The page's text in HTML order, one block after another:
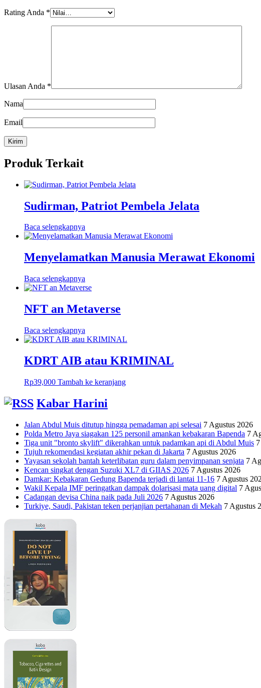
Rating Anda *
Ulasan Anda *
Nama
Email
Produk Terkait
Sudirman, Patriot Pembela Jelata
Baca selengkapnya
Menyelamatkan Manusia Merawat Ekonomi
Baca selengkapnya
NFT an Metaverse
Baca selengkapnya
KDRT AIB atau KRIMINAL
Rp39,000 Tambah ke keranjang
Kabar Harini
Jalan Abdul Muis ditutup hingga pemadaman api selesai 7 Agustus 2026
Polda Metro Jaya siagakan 125 personil amankan kebakaran Bapenda 7
Tiga unit "bronto skylift" dikerahkan untuk padamkan api di Abdul Muis
Tujuh rekomendasi kegiatan akhir pekan di Jakarta 7 Agustus 2026
Yayasan sekolah bantah keterlibatan guru dalam penyimpanan senjata 7
Kencan singkat dengan Suzuki XL7 di GIIAS 2026 7 Agustus 2026
Damkar: Kebakaran Gedung Bapenda terjadi di lantai 11-16 7 Agustus
Wakil Kepala IMF peringatkan dampak dolarisasi mata uang digital 7
Cadangan devisa China naik pada Juli 2026 7 Agustus 2026
Turkiye, Saudi, Pakistan teken perjanjian pertahanan di Mekah 7 Agustus